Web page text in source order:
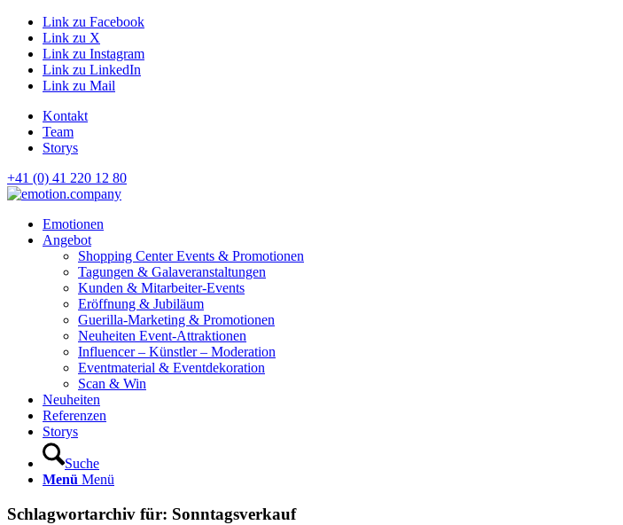
Link zu Facebook
Link zu X
Link zu Instagram
Link zu LinkedIn
Link zu Mail
Kontakt
Team
Storys
+41 (0) 41 220 12 80
Hauptnavigation
Emotionen
Angebot
Shopping Center Events & Promotionen
Tagungen & Galaveranstaltungen
Kunden & Mitarbeiter-Events
Eröffnung & Jubiläum
Guerilla-Marketing & Promotionen
Neuheiten Event-Attraktionen
Influencer – Künstler – Moderation
Eventmaterial & Eventdekoration
Scan & Win
Neuheiten
Referenzen
Storys
Suche
Menü Menü
Schlagwortarchiv für: Sonntagsverkauf